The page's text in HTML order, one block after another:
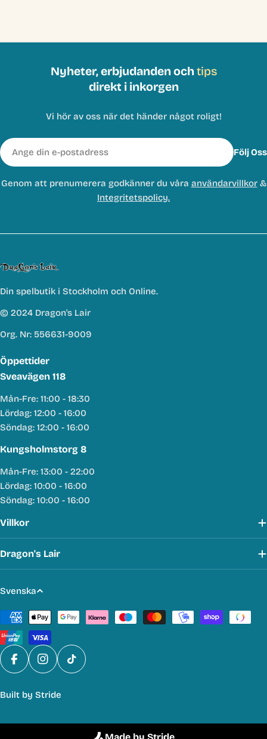
Nyheter, erbjudanden ochtips
direkt i inkorgen
Vi hör av oss när det händer något roligt!
E-
post
Följ Oss
Genom att prenumerera godkänner du våra användarvillkor&
Integritetspolicy.
Din spelbutik i Stockholm och Online.
© 2024 Dragon's Lair
Org. Nr: 556631-9009
Öppettider
Sveavägen 118
Mån-Fre: 11:00 - 18:30
Lördag: 12:00 - 16:00
Söndag: 12:00 - 16:00
Kungsholmstorg 8
Mån-Fre: 13:00 - 22:00
Lördag: 10:00 - 16:00
Söndag: 10:00 - 16:00
Villkor
Dragon's Lair
S
p
r
å
k
Svenska
Betalmetoder
FacebookInstagram
TikTok
Built by Stride